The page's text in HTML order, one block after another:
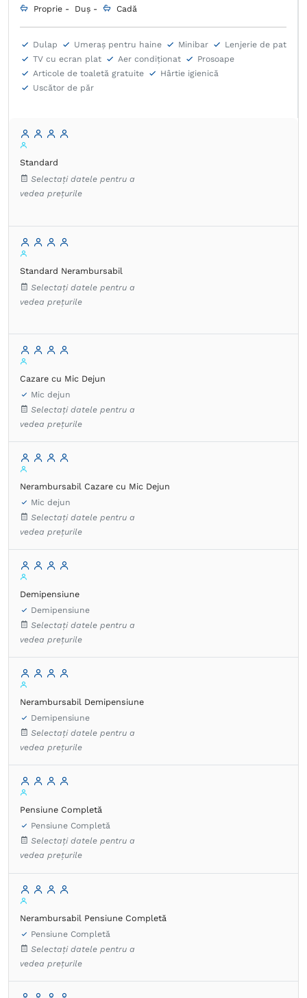
Proprie - Duș - Cadă
Dulap Umeraș pentru haine Minibar
Lenjerie de pat
TV cu ecran plat
Aer condiţionat
Prosoape
Articole de toaletă gratuite
Hârtie igienică
Uscător de păr
Standard
Selectați datele pentru a
vedea prețurile
Standard Nerambursabil
Selectați datele pentru a
vedea prețurile
Cazare cu Mic Dejun
Mic dejun
Selectați datele pentru a
vedea prețurile
Nerambursabil Cazare cu Mic Dejun
Mic dejun
Selectați datele pentru a
vedea prețurile
Demipensiune
Demipensiune
Selectați datele pentru a
vedea prețurile
Nerambursabil Demipensiune
Demipensiune
Selectați datele pentru a
vedea prețurile
Pensiune Completă
Pensiune Completă
Selectați datele pentru a
vedea prețurile
Nerambursabil Pensiune Completă
Pensiune Completă
Selectați datele pentru a
vedea prețurile